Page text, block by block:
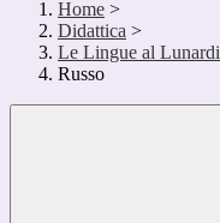
Home >
Didattica >
Le Lingue al Lunardi
Russo